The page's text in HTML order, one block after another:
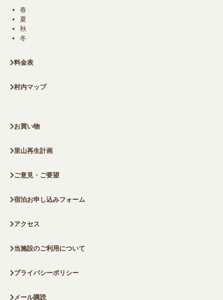
春
夏
秋
冬
料金表
村内マップ
お買い物
里山再生計画
ご意見・ご要望
宿泊お申し込みフォーム
アクセス
当施設のご利用について
プライバシーポリシー
メール購読